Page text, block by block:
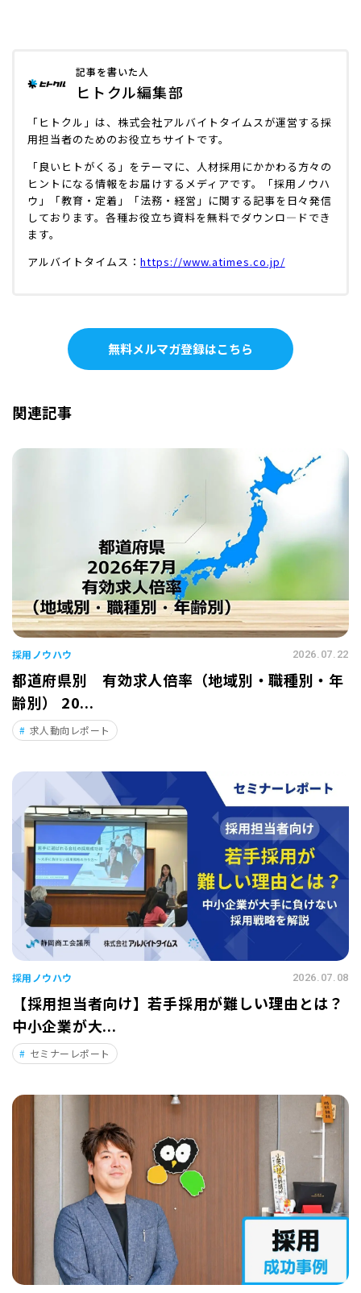
記事を書いた人
ヒトクル編集部
「ヒトクル」は、株式会社アルバイトタイムスが運営する採
用担当者のためのお役立ちサイトです。
「良いヒトがくる」をテーマに、人材採用にかかわる方々の
ヒントになる情報をお届けするメディアです。「採用ノウハ
ウ」「教育・定着」「法務・経営」に関する記事を日々発信
しております。各種お役立ち資料を無料でダウンロ―ドでき
ます。
アルバイトタイムス： https://www.atimes.co.jp/
無料メルマガ登録はこちら
関連記事
採用ノウハウ 2026.07.22
都道府県別 有効求人倍率（地域別・職種別・年
齢別） 20...
求人動向レポート
採用ノウハウ 2026.07.08
【採用担当者向け】若手採用が難しい理由とは？
中小企業が大...
セミナーレポート